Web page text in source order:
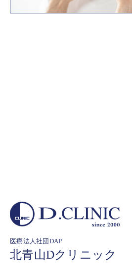
医療法人社団DAP
北青山Dクリニック